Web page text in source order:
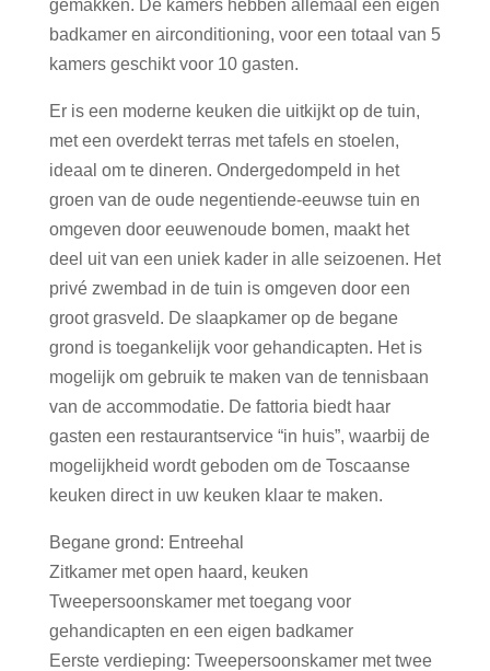
gemakken. De kamers hebben allemaal een eigen
badkamer en airconditioning, voor een totaal van 5
kamers geschikt voor 10 gasten.
Er is een moderne keuken die uitkijkt op de tuin,
met een overdekt terras met tafels en stoelen,
ideaal om te dineren. Ondergedompeld in het
groen van de oude negentiende-eeuwse tuin en
omgeven door eeuwenoude bomen, maakt het
deel uit van een uniek kader in alle seizoenen. Het
privé zwembad in de tuin is omgeven door een
groot grasveld. De slaapkamer op de begane
grond is toegankelijk voor gehandicapten. Het is
mogelijk om gebruik te maken van de tennisbaan
van de accommodatie. De fattoria biedt haar
gasten een restaurantservice “in huis”, waarbij de
mogelijkheid wordt geboden om de Toscaanse
keuken direct in uw keuken klaar te maken.
Begane grond: Entreehal
Zitkamer met open haard, keuken
Tweepersoonskamer met toegang voor
gehandicapten en een eigen badkamer
Eerste verdieping: Tweepersoonskamer met twee